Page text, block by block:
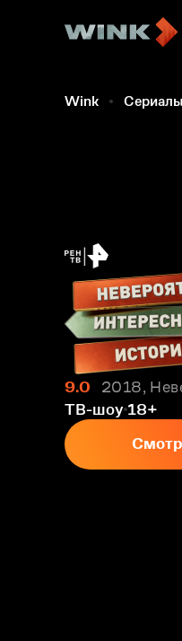
Wink Сериалы
9.0
2018,
ТВ-шоу 18+